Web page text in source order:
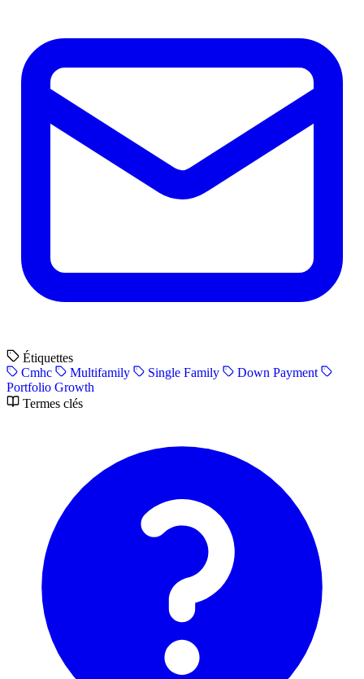
Étiquettes
Cmhc
Multifamily Single Family
Down Payment
Portfolio Growth
Termes clés